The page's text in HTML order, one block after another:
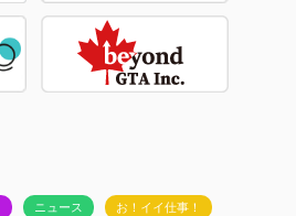
ニュース お！イイ仕事！